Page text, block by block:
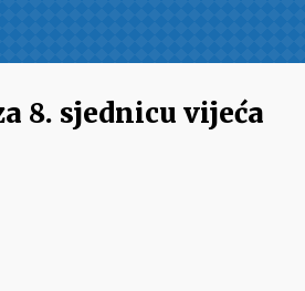
8. sjednicu vijeća